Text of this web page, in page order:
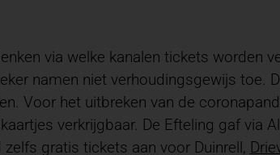
via welke kanalen tickets worden
namen niet verhoudingsgewijs toe.
Voor het uitbreken van de
verkrijgbaar. De Efteling gaf via
gratis tickets aan voor Duinrell,